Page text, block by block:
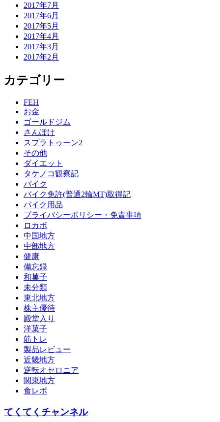
2017年7月
2017年6月
2017年5月
2017年4月
2017年3月
2017年2月
カテゴリー
FEH
お金
ゴールドジム
さんぽけ
スプラトゥーン2
その他
ダイエット
タケノコ観察記
バイク
バイク免許(普通2輪MT)取得記
バイク用品
プライバシーポリシー・免責事項
ロカボ
中国地方
中部地方
健康
備忘録
和菓子
未分類
東北地方
株主優待
殿堂入り
洋菓子
筋トレ
製品レビュー
近畿地方
逆転オセロニア
関東地方
食レポ
てくてくチャンネル